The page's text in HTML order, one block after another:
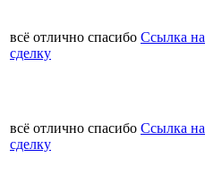
всё отлично спасибо Ссылка на
сделку
всё отлично спасибо Ссылка на
сделку